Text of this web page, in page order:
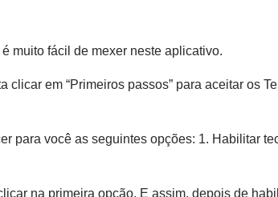
muito fácil de mexer neste aplicativo.
em “Primeiros passos” para aceitar os
para você as seguintes opções: 1. Habilitar
na primeira opção. E assim, depois de